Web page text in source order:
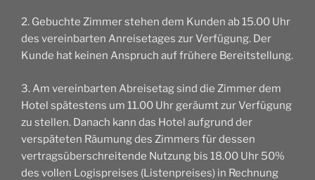
2. Gebuchte Zimmer stehen dem Kunden ab 15.00 Uhr
des vereinbarten Anreisetages zur Verfügung. Der
Kunde hat keinen Anspruch auf frühere Bereitstellung.
3. Am vereinbarten Abreisetag sind die Zimmer dem
Hotel spätestens um 11.00 Uhr geräumt zur Verfügung
zu stellen. Danach kann das Hotel aufgrund der
verspäteten Räumung des Zimmers für dessen
vertragsüberschreitende Nutzung bis 18.00 Uhr 50%
des vollen Logispreises (Listenpreises) in Rechnung